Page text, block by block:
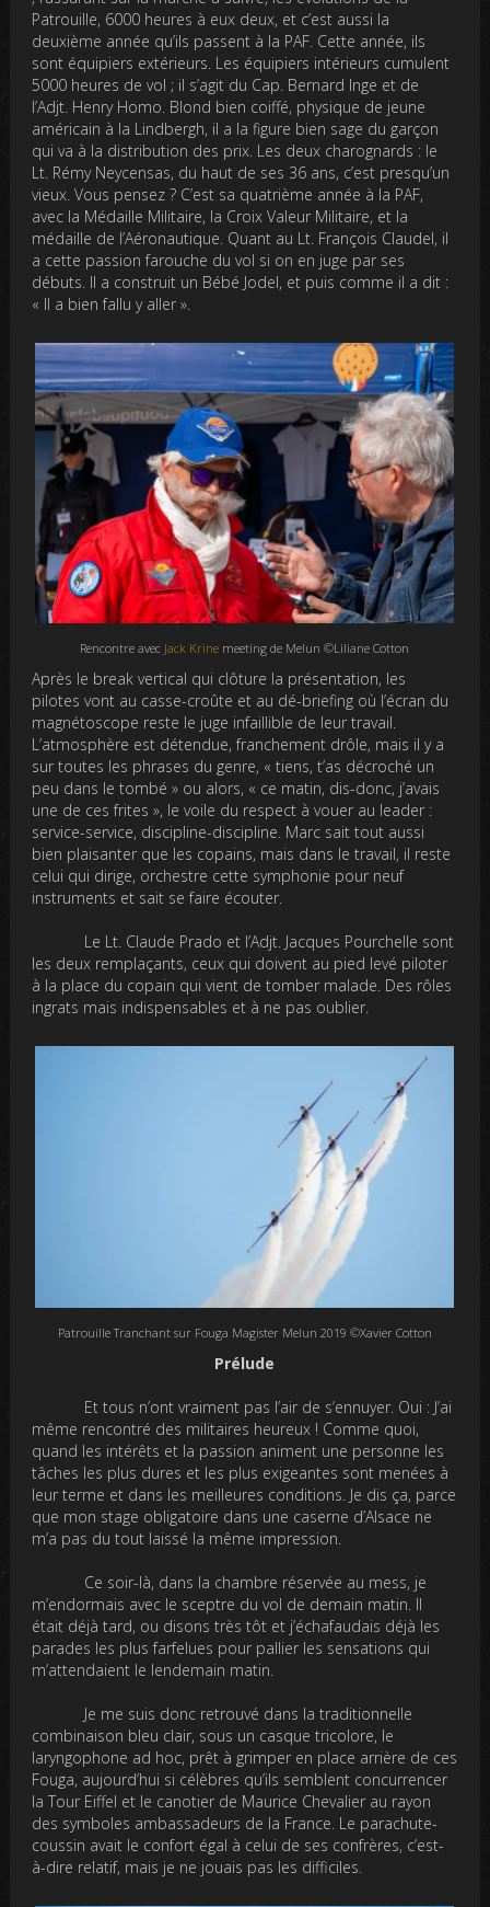
Patrouille, 6000 heures à eux deux, et c’est aussi la
deuxième année qu’ils passent à la PAF. Cette année, ils
sont équipiers extérieurs. Les équipiers intérieurs cumulent
5000 heures de vol ; il s’agit du Cap. Bernard Inge et de
l’Adjt. Henry Homo. Blond bien coiffé, physique de jeune
américain à la Lindbergh, il a la figure bien sage du garçon
qui va à la distribution des prix. Les deux charognards : le
Lt. Rémy Neycensas, du haut de ses 36 ans, c’est presqu’un
vieux. Vous pensez ? C’est sa quatrième année à la PAF,
avec la Médaille Militaire, la Croix Valeur Militaire, et la
médaille de l’Aéronautique. Quant au Lt. François Claudel, il
a cette passion farouche du vol si on en juge par ses
débuts. Il a construit un Bébé Jodel, et puis comme il a dit :
« Il a bien fallu y aller ».
Rencontre avec Jack Krine meeting de Melun ©Liliane Cotton
Après le break vertical qui clôture la présentation, les
pilotes vont au casse-croûte et au dé-briefing où l’écran du
magnétoscope reste le juge infaillible de leur travail.
L’atmosphère est détendue, franchement drôle, mais il y a
sur toutes les phrases du genre, « tiens, t’as décroché un
peu dans le tombé » ou alors, « ce matin, dis-donc, j’avais
une de ces frites », le voile du respect à vouer au leader :
service-service, discipline-discipline. Marc sait tout aussi
bien plaisanter que les copains, mais dans le travail, il reste
celui qui dirige, orchestre cette symphonie pour neuf
instruments et sait se faire écouter.
Le Lt. Claude Prado et l’Adjt. Jacques Pourchelle sont
les deux remplaçants, ceux qui doivent au pied levé piloter
à la place du copain qui vient de tomber malade. Des rôles
ingrats mais indispensables et à ne pas oublier.
Patrouille Tranchant sur Fouga Magister Melun 2019 ©Xavier Cotton
Prélude
Et tous n’ont vraiment pas l’air de s’ennuyer. Oui : J’ai
même rencontré des militaires heureux ! Comme quoi,
quand les intérêts et la passion animent une personne les
tâches les plus dures et les plus exigeantes sont menées à
leur terme et dans les meilleures conditions. Je dis ça, parce
que mon stage obligatoire dans une caserne d’Alsace ne
m’a pas du tout laissé la même impression.
Ce soir-là, dans la chambre réservée au mess, je
m’endormais avec le sceptre du vol de demain matin. Il
était déjà tard, ou disons très tôt et j’échafaudais déjà les
parades les plus farfelues pour pallier les sensations qui
m’attendaient le lendemain matin.
Je me suis donc retrouvé dans la traditionnelle
combinaison bleu clair, sous un casque tricolore, le
laryngophone ad hoc, prêt à grimper en place arrière de ces
Fouga, aujourd’hui si célèbres qu’ils semblent concurrencer
la Tour Eiffel et le canotier de Maurice Chevalier au rayon
des symboles ambassadeurs de la France. Le parachute-
coussin avait le confort égal à celui de ses confrères, c’est-
à-dire relatif, mais je ne jouais pas les difficiles.